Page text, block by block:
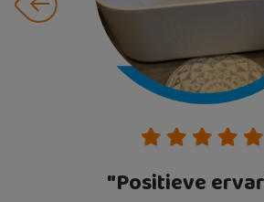
"Positieve